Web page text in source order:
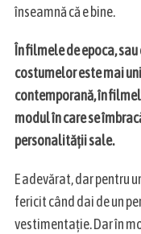
înseamnă că e bine.
În filmele de epoca,
costumelor este mai
contemporană, în
modul în care se
personalității sale.
E adevărat, dar pentru
fericit când dai de un
vestimentație. Dar în
h
o